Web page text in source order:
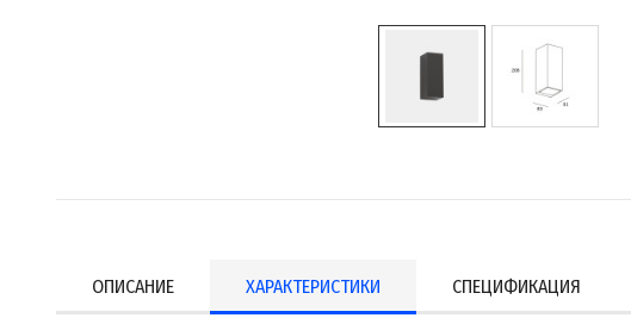
ОПИСАНИЕ ХАРАКТЕРИСТИКИ СПЕЦИФИКАЦИЯ